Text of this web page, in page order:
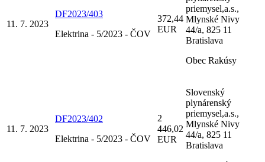
11. 7. 2023
DF2023/403
Elektrina - 5/2023 - ČOV
372,44
EUR
priemysel,a.s.,
Mlynské Nivy
44/a, 825 11
Bratislava
Obec Rakúsy
11. 7. 2023
DF2023/402
Elektrina - 5/2023 - ČOV
2
446,02
EUR
Slovenský
plynárenský
priemysel,a.s.,
Mlynské Nivy
44/a, 825 11
Bratislava